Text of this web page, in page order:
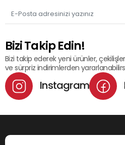
Bizi Takip Edin!
Bizi takip ederek yeni ürünler, çekilişler
ve sürpriz indirimlerden
Instagram